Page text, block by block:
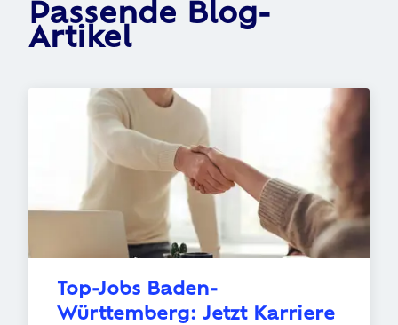
Passende Blog-
Artikel
Top-Jobs Baden-
Württemberg: Jetzt Karriere